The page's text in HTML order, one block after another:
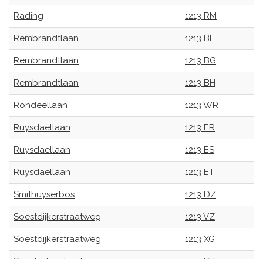
Rading 1213 RM
Rembrandtlaan 1213 BE
Rembrandtlaan 1213 BG
Rembrandtlaan 1213 BH
Rondeellaan 1213 WR
Ruysdaellaan 1213 ER
Ruysdaellaan 1213 ES
Ruysdaellaan 1213 ET
Smithuyserbos 1213 DZ
Soestdijkerstraatweg 1213 VZ
Soestdijkerstraatweg 1213 XG